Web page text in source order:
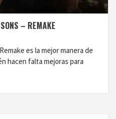
– REMAKE
es la mejor manera de
hacen falta mejoras para